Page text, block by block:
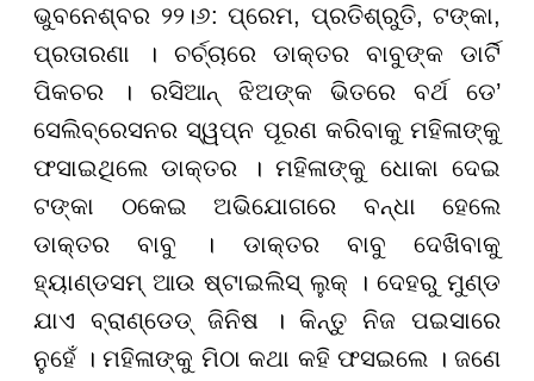
ଭୁବନେଶ୍ବର ୨୨।୬: ପ୍ରେମ, ପ୍ରତିଶ୍ରୁତି, ଟଙ୍କା,
ପ୍ରତାରଣା । ଚର୍ଚ୍ଚାରେ ଡାକ୍ତର ବାବୁଙ୍କ ଡାର୍ଟି
ପିକଚର । ରସିଆନ୍ ଝିଅଙ୍କ ଭିତରେ ବର୍ଥ ଡେ’
ସେଲିବ୍ରେସନର ସ୍ୱପ୍ନ ପୂରଣ କରିବାକୁ ମହିଳାଙ୍କୁ
ଫସାଇଥିଲେ ଡାକ୍ତର । ମହିଳାଙ୍କୁ ଧୋକା ଦେଇ
ଟଙ୍କା ଠକେଇ ଅଭିଯୋଗରେ ବନ୍ଧା ହେଲେ
ଡାକ୍ତର ବାବୁ । ଡାକ୍ତର ବାବୁ ଦେଖିବାକୁ
ହ୍ୟାଣ୍ଡସମ୍ ଆଉ ଷ୍ଟାଇଲିସ୍ ଲୁକ୍ । ଦେହରୁ ମୁଣ୍ଡ
ଯାଏ ବ୍ରାଣ୍ଡେଡ୍ ଜିନିଷ । କିନ୍ତୁ ନିଜ ପଇସାରେ
ନୁହେଁ । ମହିଳାଙ୍କୁ ମିଠା କଥା କହି ଫସଇଲେ । ଜଣେ